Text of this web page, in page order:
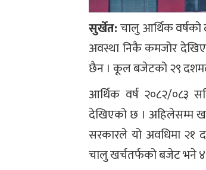
सुर्खेत:चालु आर्थिक वर्षको
अवस्था निकै कमजोर
छैन । कूल बजेटको २९
आर्थिक वर्ष २०८२/०८३
देखिएको छ । अहिलेसम्म
सरकारले यो अवधिमा २१
चालु खर्चतर्फको बजेट भने